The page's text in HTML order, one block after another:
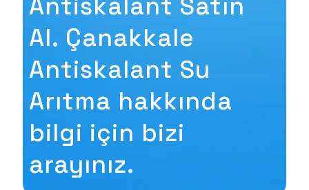
Antiskalant Satın
Al. Çanakkale
Antiskalant Su
Arıtma hakkında
bilgi için bizi
arayınız.